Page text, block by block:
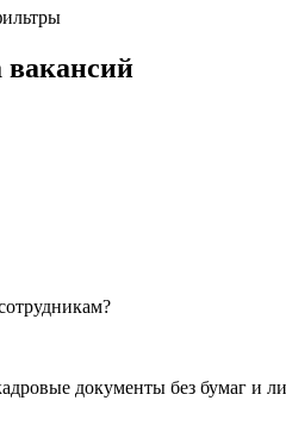
документы без бумаг и